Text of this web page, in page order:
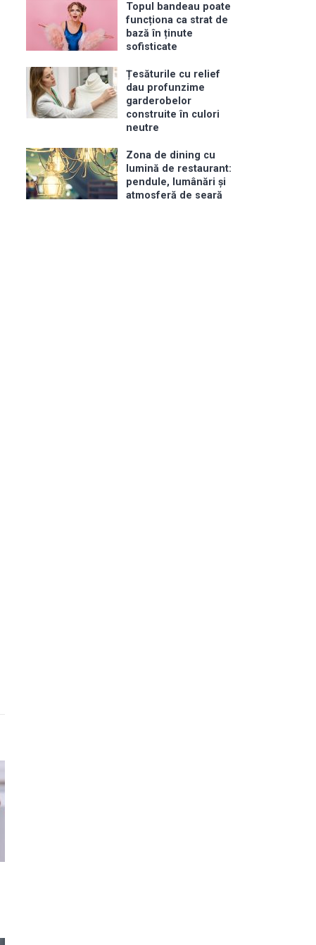
Topul bandeau poate
funcționa ca strat de
bază în ținute
sofisticate
Țesăturile cu relief
dau profunzime
garderobelor
construite în culori
neutre
Zona de dining cu
lumină de restaurant:
pendule, lumânări și
atmosferă de seară